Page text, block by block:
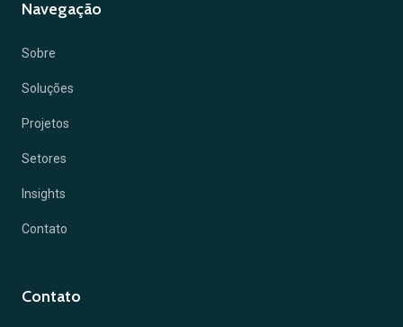
Navegação
Sobre
Soluções
Projetos
Setores
Insights
Contato
Contato